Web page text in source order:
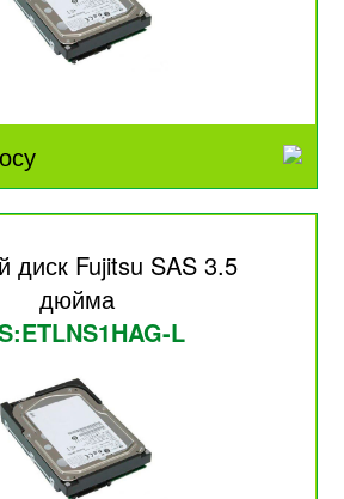
диск Fujitsu SAS 3.5
дюйма
L